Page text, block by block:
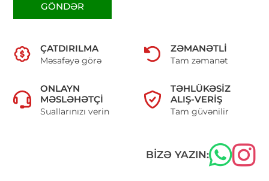
GÖNDƏR
ÇATDIRILMA
Məsafəyə görə
ZƏMANƏTLI
Tam zəmanət
ONLAYN
MƏSLƏHƏTÇI
Suallarınızı verin
TƏHLÜKƏSIZ
ALIŞ-VERIŞ
Tam güvənilir
BIZƏ YAZIN: